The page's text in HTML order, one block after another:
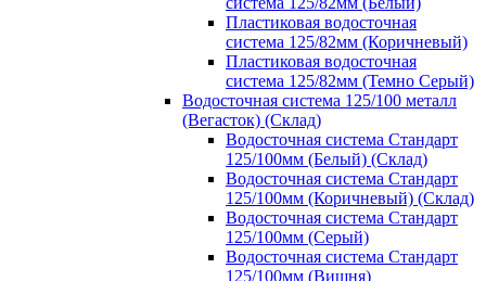
Пластиковая водосточная
система 125/82мм (Коричневый)
Пластиковая водосточная
система 125/82мм (Темно Серый)
Водосточная система 125/100 металл
(Вегасток) (Склад)
Водосточная система Стандарт
125/100мм (Белый) (Склад)
Водосточная система Стандарт
125/100мм (Коричневый) (Склад)
Водосточная система Стандарт
125/100мм (Серый)
Водосточная система Стандарт
125/100мм (Вишня)